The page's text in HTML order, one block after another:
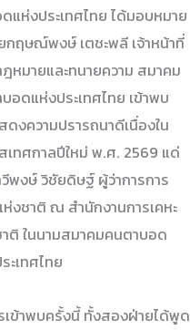
แห่งประเทศไทย ได้มอบหมาย
กฤษณ์พงษ์ เตชะพลี เจ้าหน้าที่
หมายและทนายความ สมาคม
อดแห่งประเทศไทย เข้าพบ
ดงความปรารถนาดีเนื่องใน
เทศกาลปีใหม่ พ.ศ. 2569 แด่
พงษ์ วิชัยดิษฐ์ ผู้ว่าการการ
ห่งชาติ ณ สำนักงานการเคหะ
ติ ในนามสมาคมคนตาบอด
ะเทศไทย
เข้าพบครั้งนี้ ทั้งสองฝ่ายได้พูด